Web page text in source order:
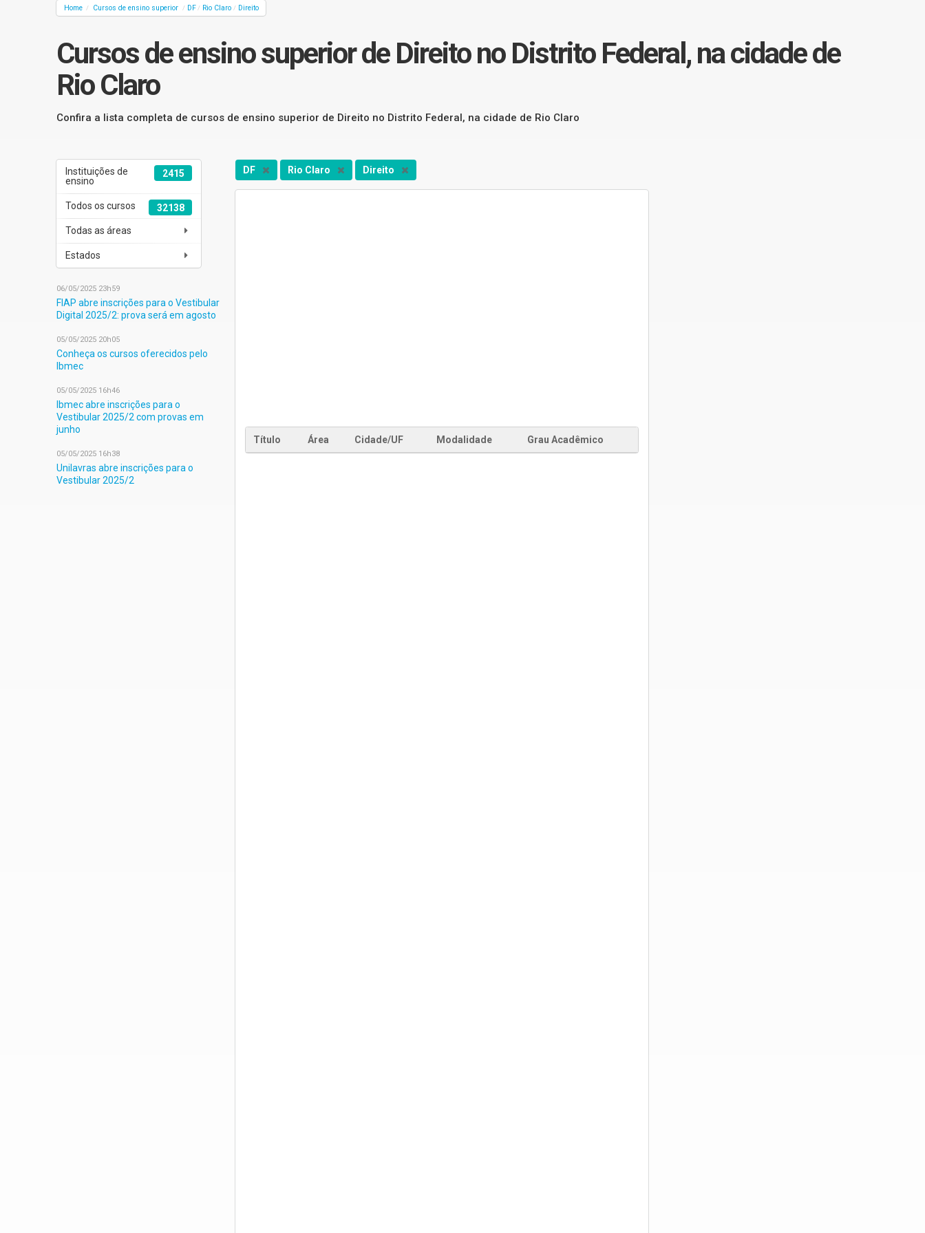
Home / Cursos de ensino superior / DF / Rio Claro / Direito
Cursos de ensino superior de Direito no Distrito Federal, na cidade de
Rio Claro
Confira a lista completa de cursos de ensino superior de Direito no Distrito Federal, na cidade de Rio Claro
2415
Instituições de
ensino
32138
Todos os cursos
Todas as áreas
Estados
06/05/2025 23h59
FIAP abre inscrições para o Vestibular
Digital 2025/2: prova será em agosto
05/05/2025 20h05
Conheça os cursos oferecidos pelo
Ibmec
05/05/2025 16h46
Ibmec abre inscrições para o
Vestibular 2025/2 com provas em
junho
05/05/2025 16h38
Unilavras abre inscrições para o
Vestibular 2025/2
DF Rio Claro Direito
Título Área Cidade/UF Modalidade Grau Acadêmico